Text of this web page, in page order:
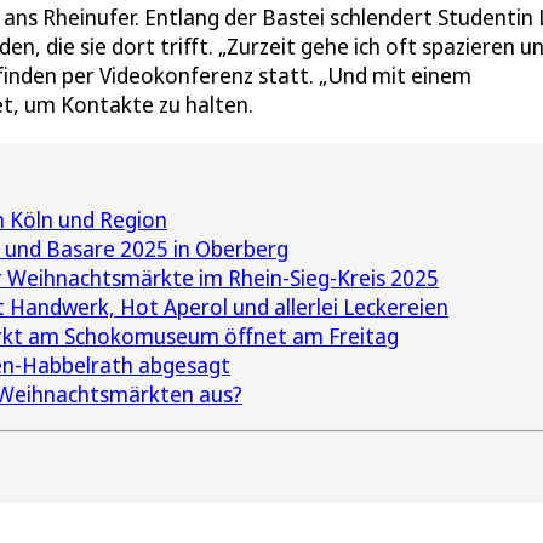
Rheinufer. Entlang der Bastei schlendert Studentin
die sie dort trifft. „Zurzeit gehe ich oft spazieren
per Videokonferenz statt. „Und mit einem
um Kontakte zu halten.
und Region
Basare 2025 in Oberberg
Weihnachtsmärkte im Rhein-Sieg-Kreis 2025
Hot Aperol und allerlei Leckereien
am Schokomuseum öffnet am Freitag
Habbelrath abgesagt
aus?